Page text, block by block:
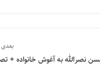
نصرالله به آغوش خانواده‌ +